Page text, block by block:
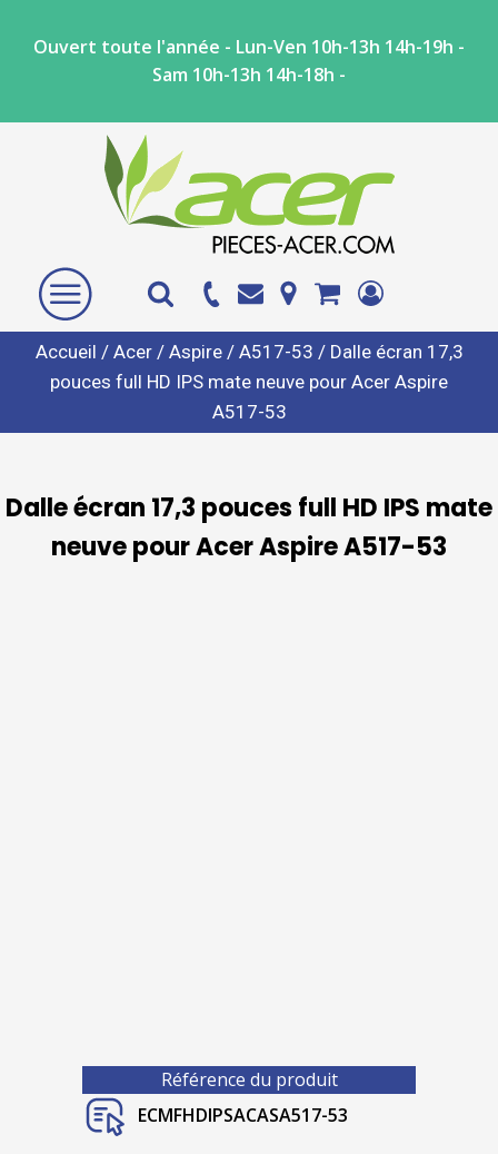
Ouvert toute l'année - Lun-Ven 10h-13h 14h-19h -
Sam 10h-13h 14h-18h -
Accueil / Acer/ Aspire/ A517-53 / Dalle écran 17,3
pouces full HD IPS mate neuve pour Acer Aspire
A517-53
Dalle écran 17,3 pouces full HD IPS mate
neuve pour Acer Aspire A517-53
Référence du produit
ECMFHDIPSACASA517-53